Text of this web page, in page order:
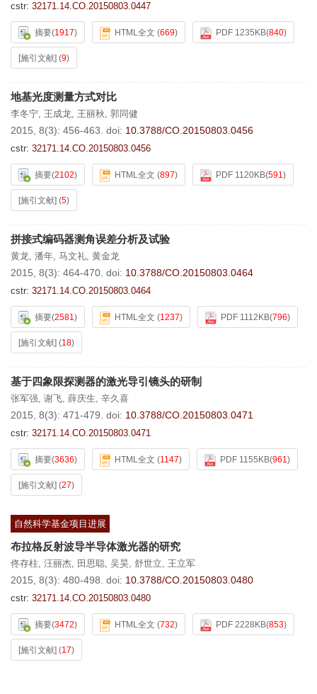
cstr: 32171.14.CO.20150803.0447
摘要(1917) HTML全文 (669) PDF 1235KB(840)
[施引文献] (9)
地基光度测量方式对比
李冬宁, 王成龙, 王丽秋, 郭同健
2015, 8(3): 456-463. doi: 10.3788/CO.20150803.0456
cstr: 32171.14.CO.20150803.0456
摘要(2102) HTML全文 (897) PDF 1120KB(591)
[施引文献] (5)
拼接式编码器测角误差分析及试验
黄龙, 潘年, 马文礼, 黄金龙
2015, 8(3): 464-470. doi: 10.3788/CO.20150803.0464
cstr: 32171.14.CO.20150803.0464
摘要(2581) HTML全文 (1237) PDF 1112KB(796)
[施引文献] (18)
基于四象限探测器的激光导引镜头的研制
张军强, 谢飞, 薛庆生, 辛久喜
2015, 8(3): 471-479. doi: 10.3788/CO.20150803.0471
cstr: 32171.14.CO.20150803.0471
摘要(3636) HTML全文 (1147) PDF 1155KB(961)
[施引文献] (27)
自然科学基金项目进展
布拉格反射波导半导体激光器的研究
佟存柱, 汪丽杰, 田思聪, 吴昊, 舒世立, 王立军
2015, 8(3): 480-498. doi: 10.3788/CO.20150803.0480
cstr: 32171.14.CO.20150803.0480
摘要(3472) HTML全文 (732) PDF 2228KB(853)
[施引文献] (17)